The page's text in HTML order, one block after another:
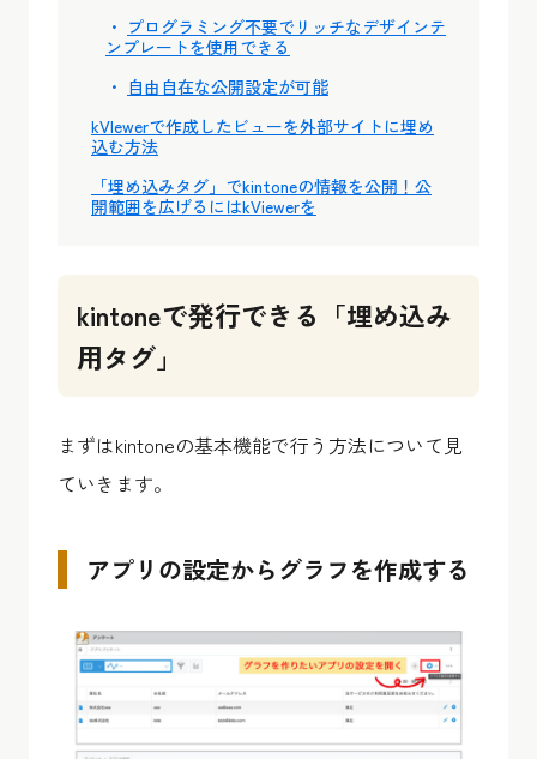
プログラミング不要でリッチなデザインテ
ンプレートを使用できる
自由自在な公開設定が可能
kVIewerで作成したビューを外部サイトに埋め
込む方法
「埋め込みタグ」でkintoneの情報を公開！公
開範囲を広げるにはkViewerを
kintoneで発行できる「埋め込み
用タグ」
まずはkintoneの基本機能で行う方法について見
ていきます。
アプリの設定からグラフを作成する